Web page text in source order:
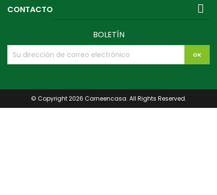
CONTACTO 
BOLETÍN
© Copyright 2026 Carneencasa. All Rights Reserved.